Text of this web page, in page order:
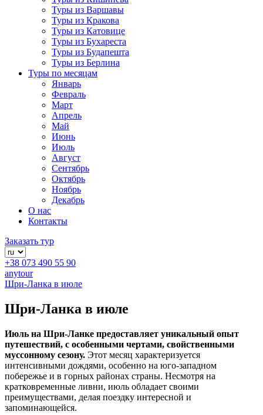
Туры из Варшавы
Туры из Кракова
Туры из Катовице
Туры из Бухареста
Туры из Будапешта
Туры из Берлина
Туры по месяцам
Январь
Февраль
Март
Апрель
Май
Июнь
Июль
Август
Сентябрь
Октябрь
Ноябрь
Декабрь
О нас
Контакты
Заказать тур
+38 073 490 55 90
anytour
Шри-Ланка в июле
Шри-Ланка в июле
Июль на Шри-Ланке предоставляет уникальный опыт
путешествий, с особенными чертами, свойственными
муссонному сезону. Этот месяц характеризуется
интенсивными дождями, особенно на юго-западном
побережье и в горных районах страны. Несмотря на
кратковременные ливни, июль обладает своими
преимуществами, делая поездку интересной и
запоминающейся.